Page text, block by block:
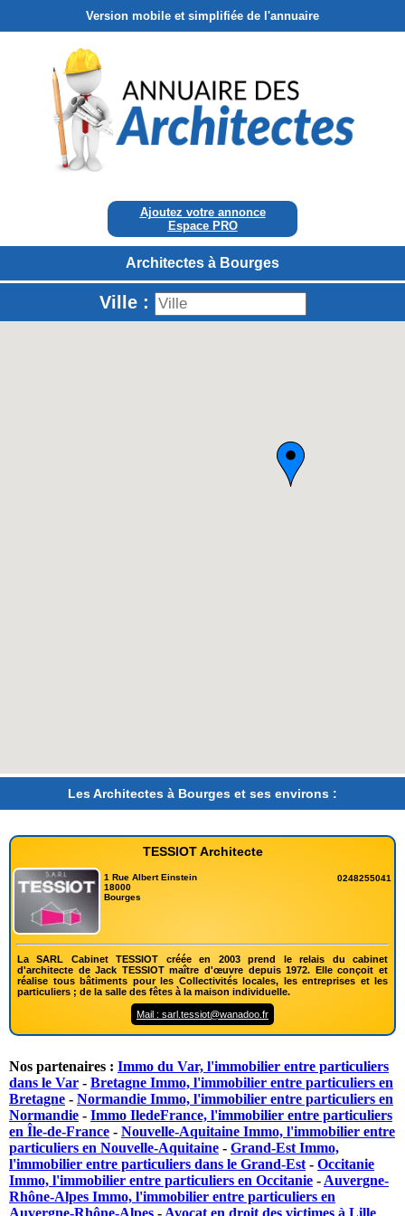
Version mobile et simplifiée de l'annuaire
Ajoutez votre annonce
Espace PRO
Architectes à Bourges
Ville :
Les Architectes à Bourges et ses environs :
TESSIOT Architecte
1 Rue Albert Einstein
18000
Bourges
0248255041
La SARL Cabinet TESSIOT créée en 2003 prend le relais du cabinet
d'architecte de Jack TESSIOT maître d'œuvre depuis 1972. Elle conçoit et
réalise tous bâtiments pour les Collectivités locales, les entreprises et les
particuliers ; de la salle des fêtes à la maison individuelle.
Mail : sarl.tessiot@wanadoo.fr
Nos partenaires : Immo du Var, l'immobilier entre particuliers
dans le Var - Bretagne Immo, l'immobilier entre particuliers en
Bretagne - Normandie Immo, l'immobilier entre particuliers en
Normandie - Immo IledeFrance, l'immobilier entre particuliers
en Île-de-France - Nouvelle-Aquitaine Immo, l'immobilier entre
particuliers en Nouvelle-Aquitaine - Grand-Est Immo,
l'immobilier entre particuliers dans le Grand-Est - Occitanie
Immo, l'immobilier entre particuliers en Occitanie - Auvergne-
Rhône-Alpes Immo, l'immobilier entre particuliers en